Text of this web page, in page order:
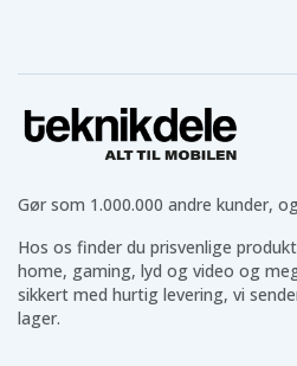
Produkttype Batteri
Spænding 3,8 V
Kapacitet 2600
Gør som 1.000.000 andre kunder,
Hos os finder du prisvenlige
home, gaming, lyd og video og
sikkert med hurtig levering, vi
lager.